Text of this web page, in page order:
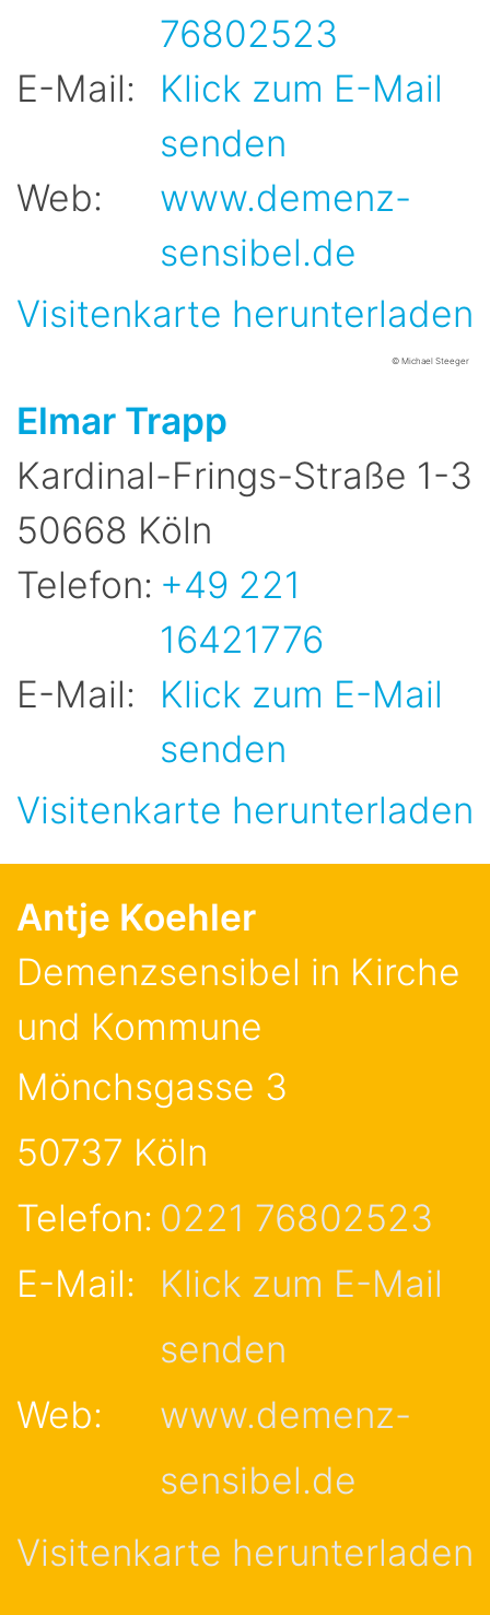
76802523
E-Mail:
Klick zum E-Mail
senden
Web:
www.demenz-
sensibel.de
Visitenkarte herunterladen
© Michael Steeger
Elmar Trapp
Kardinal-Frings-Straße 1-3
50668 Köln
Telefon: +49 221
16421776
E-Mail:
Klick zum E-Mail
senden
Visitenkarte herunterladen
Antje Koehler
Demenzsensibel in Kirche
und Kommune
Mönchsgasse 3
50737 Köln
Telefon: 0221 76802523
E-Mail:
Klick zum E-Mail
senden
Web:
www.demenz-
sensibel.de
Visitenkarte herunterladen